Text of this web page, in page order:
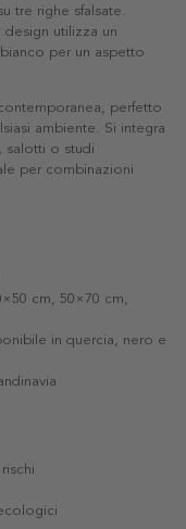
tre righe sfalsate.
design utilizza un
per un aspetto
perfetto
ambiente. Si integra
salotti o studi
per combinazioni
cm, 50×70 cm,
in quercia, nero e